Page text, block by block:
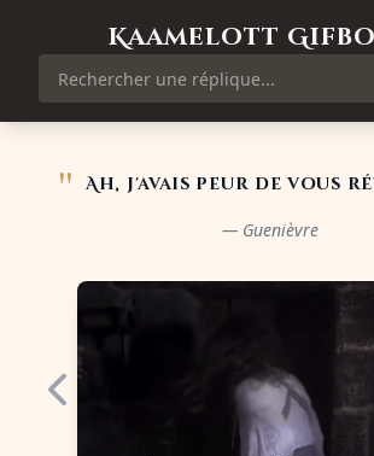
Kaamelott
" Ah, j'avais peur de vous
— Guenièvre